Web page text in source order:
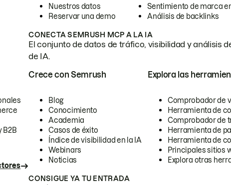
Nuestros datos
Reservar una demo
Sentimiento de marca
Análisis de backlinks
CONECTA SEMRUSH MCP A LA IA
El conjunto de datos de tráfico, visibilidad y análisis
de IA.
B2B
Crece con Semrush
Blog
Conocimiento
Academia
Casos de éxito
Índice de visibilidad en la IA
Webinars
Noticias
Explora las
Comprobador de
Herramienta de
Comprobador de
Herramienta de
Herramienta de
Principales sitios
Explora otras
CONSIGUE YA TU ENTRADA